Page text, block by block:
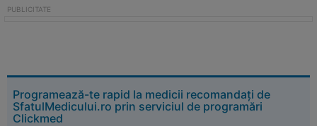
Programează-te rapid la medicii recomandați de
SfatulMedicului.ro prin serviciul de programări
Clickmed